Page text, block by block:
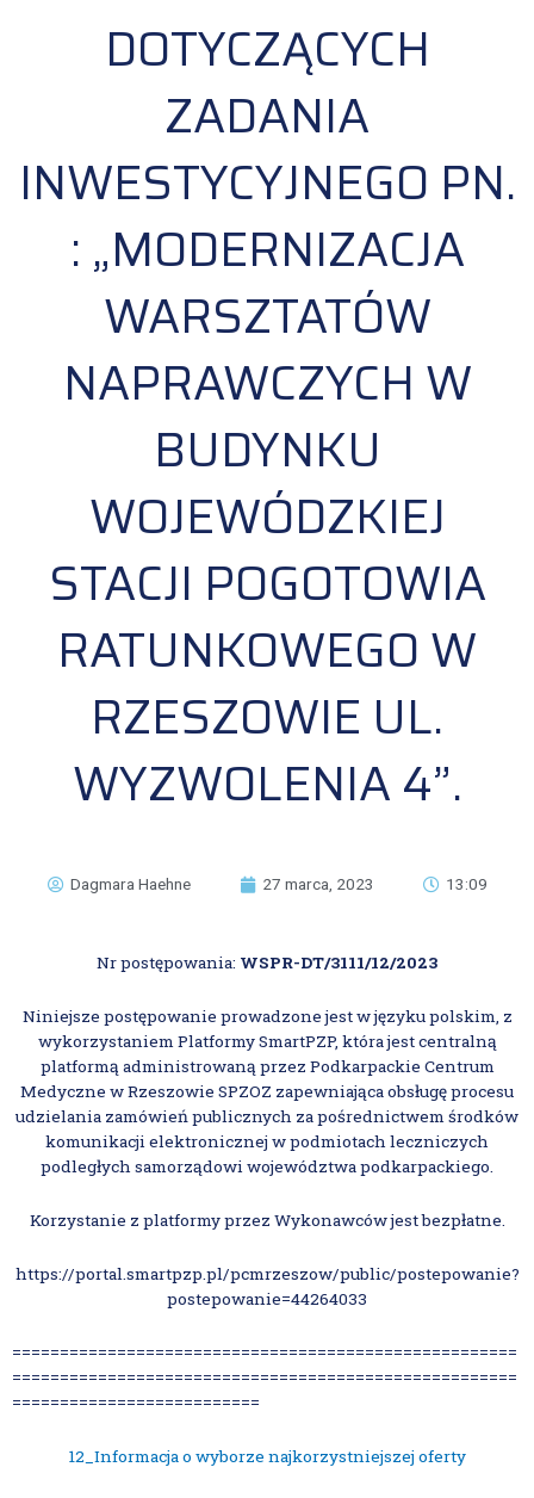
DOTYCZĄCYCH
ZADANIA
INWESTYCYJNEGO PN.
: „MODERNIZACJA
WARSZTATÓW
NAPRAWCZYCH W
BUDYNKU
WOJEWÓDZKIEJ
STACJI POGOTOWIA
RATUNKOWEGO W
RZESZOWIE UL.
WYZWOLENIA 4”.
Dagmara Haehne 27 marca, 2023 13:09
Nr postępowania: WSPR-DT/3111/12/2023
Niniejsze postępowanie prowadzone jest w języku polskim, z
wykorzystaniem Platformy SmartPZP, która jest centralną
platformą administrowaną przez Podkarpackie Centrum
Medyczne w Rzeszowie SPZOZ zapewniająca obsługę procesu
udzielania zamówień publicznych za pośrednictwem środków
komunikacji elektronicznej w podmiotach leczniczych
podległych samorządowi województwa podkarpackiego.
Korzystanie z platformy przez Wykonawców jest bezpłatne.
https://portal.smartpzp.pl/pcmrzeszow/public/postepowanie?
postepowanie=44264033
=====================================================
=====================================================
==========================
12_Informacja o wyborze najkorzystniejszej oferty